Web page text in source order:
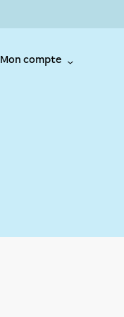
Mon compte